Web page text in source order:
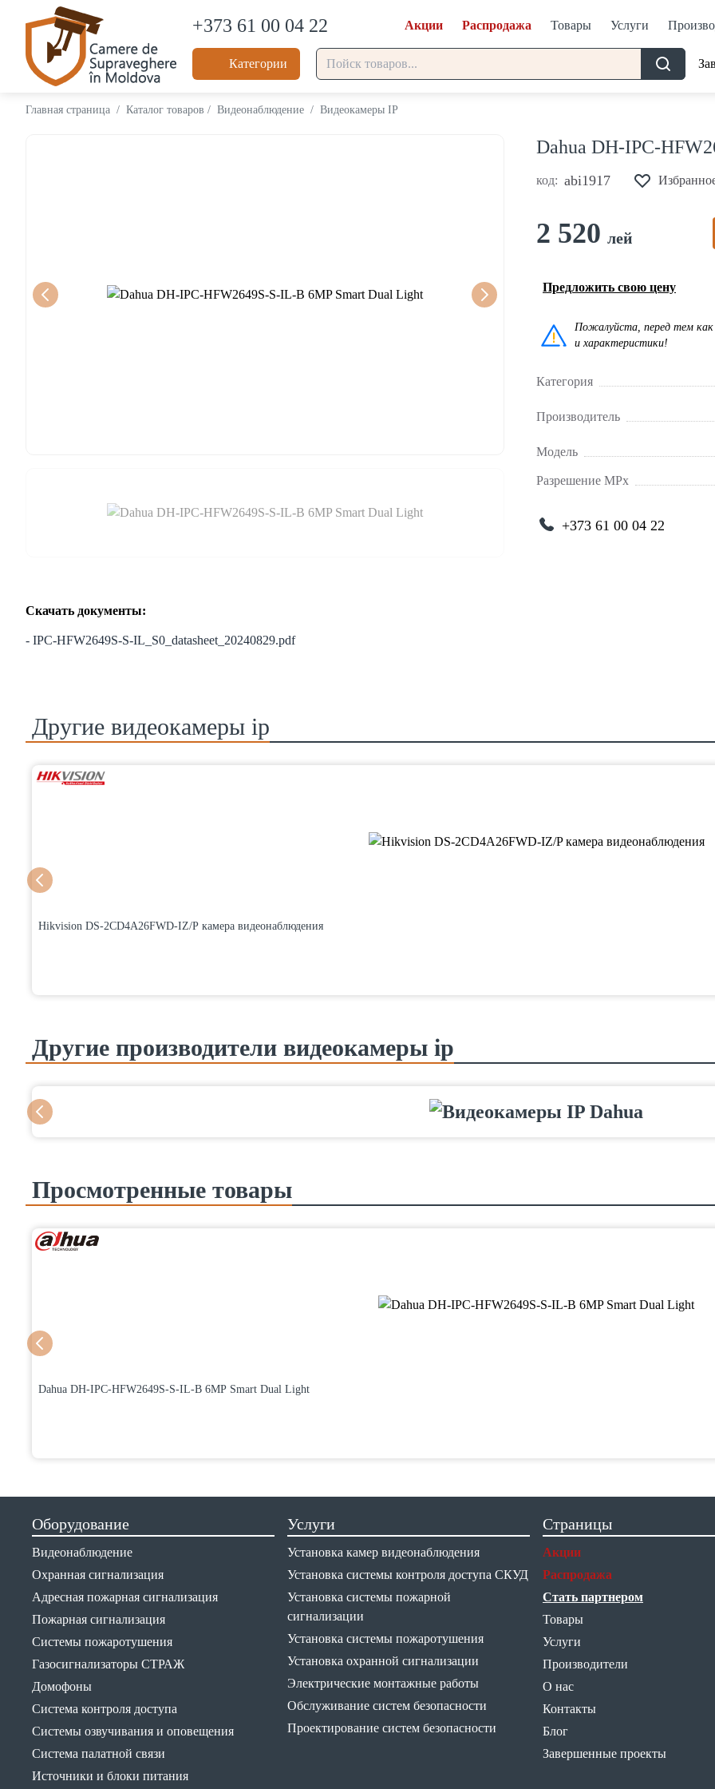
+373 61 00 04 22 Акции Распродажа Товары Услуги
Категории
Главная страница / Каталог товаров / Видеонаблюдение / Видеокамеры IP
Dahua DH-IPC-
код: abi1917
2 520 лей
Предложить свою цену
Пожалуйста, перед тем как
и характеристики!
Категория
Производитель
Модель
Разрешение MPx
+373 61 00 04 22
Скачать документы:
- IPC-HFW2649S-S-IL_S0_datasheet_20240829.pdf
Другие видеокамеры ip
Hikvision DS-2CD4A26FWD-IZ/P камера видеонаблюдения
Другие производители видеокамеры ip
Просмотренные товары
Dahua DH-IPC-HFW2649S-S-IL-B 6MP Smart Dual Light
Оборудование
Видеонаблюдение
Охранная сигнализация
Адресная пожарная сигнализация
Пожарная сигнализация
Системы пожаротушения
Газосигнализаторы СТРАЖ
Домофоны
Система контроля доступа
Системы озвучивания и оповещения
Система палатной связи
Источники и блоки питания
Услуги
Установка камер видеонаблюдения
Установка системы контроля доступа СКУД
Установка системы пожарной
сигнализации
Установка системы пожаротушения
Установка охранной сигнализации
Электрические монтажные работы
Обслуживание систем безопасности
Проектирование систем безопасности
Страницы
Акции
Распродажа
Стать партнером
Товары
Услуги
Производители
О нас
Контакты
Блог
Завершенные проекты